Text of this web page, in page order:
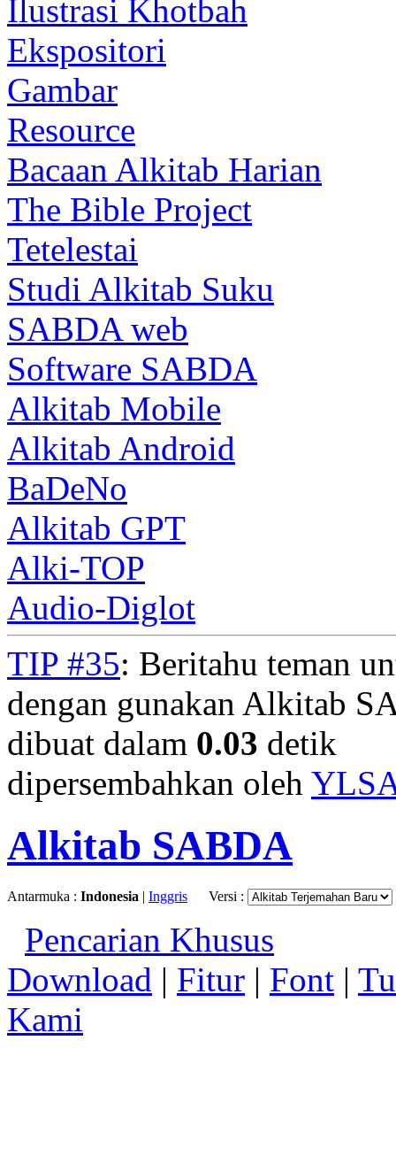
Ilustrasi Khotbah
Ekspositori
Gambar
Resource
Bacaan Alkitab Harian
The Bible Project
Tetelestai
Studi Alkitab Suku
SABDA web
Software SABDA
Alkitab Mobile
Alkitab Android
BaDeNo
Alkitab GPT
Alki-TOP
Audio-Diglot
TIP #35: Beritahu teman
dengan gunakan Alkitab
dibuat dalam 0.03 detik
dipersembahkan oleh
Alkitab SABDA
Antarmuka : Indonesia | Inggris Versi :
Pencarian Khusus
Download | Fitur | Font |
Kami